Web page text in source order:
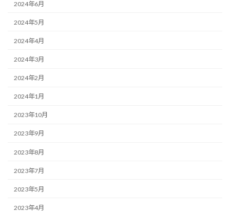
2024年6月
2024年5月
2024年4月
2024年3月
2024年2月
2024年1月
2023年10月
2023年9月
2023年8月
2023年7月
2023年5月
2023年4月